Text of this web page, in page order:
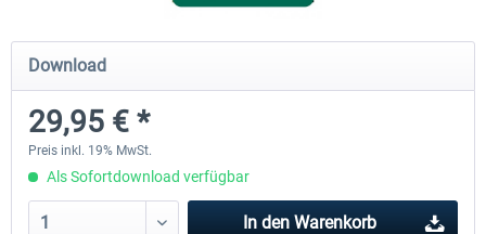
Im Köblitzer Bergland 3 reloaded
29,95 € *
VirtualTracks - Ringbahn
Download
29,95 € *
Preis inkl. 19% MwSt.
Als Sofortdownload verfügbar
In den Warenkorb